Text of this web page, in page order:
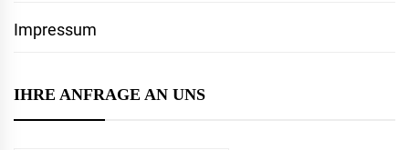
Impressum
IHRE ANFRAGE AN UNS